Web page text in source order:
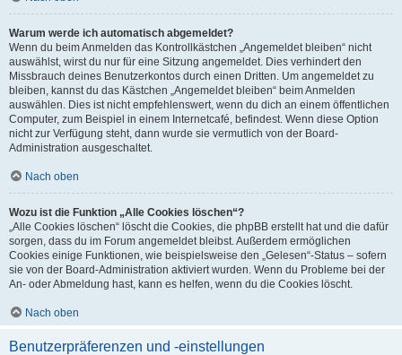
Warum werde ich automatisch abgemeldet?
Wenn du beim Anmelden das Kontrollkästchen „Angemeldet bleiben“ nicht
auswählst, wirst du nur für eine Sitzung angemeldet. Dies verhindert den
Missbrauch deines Benutzerkontos durch einen Dritten. Um angemeldet zu
bleiben, kannst du das Kästchen „Angemeldet bleiben“ beim Anmelden
auswählen. Dies ist nicht empfehlenswert, wenn du dich an einem öffentlichen
Computer, zum Beispiel in einem Internetcafé, befindest. Wenn diese Option
nicht zur Verfügung steht, dann wurde sie vermutlich von der Board-
Administration ausgeschaltet.
Nach oben
Wozu ist die Funktion „Alle Cookies löschen“?
„Alle Cookies löschen“ löscht die Cookies, die phpBB erstellt hat und die dafür
sorgen, dass du im Forum angemeldet bleibst. Außerdem ermöglichen
Cookies einige Funktionen, wie beispielsweise den „Gelesen“-Status – sofern
sie von der Board-Administration aktiviert wurden. Wenn du Probleme bei der
An- oder Abmeldung hast, kann es helfen, wenn du die Cookies löscht.
Nach oben
Benutzerpräferenzen und -einstellungen